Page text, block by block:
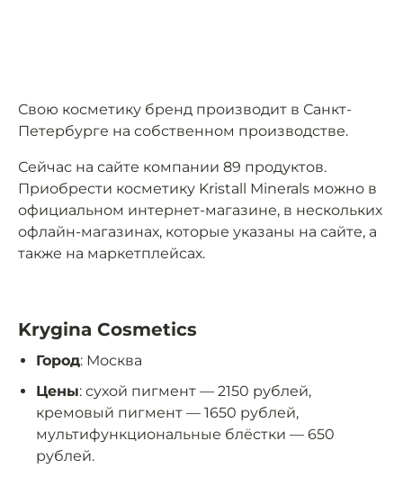
Свою косметику бренд производит в Санкт-
Петербурге на собственном производстве.
Сейчас на сайте компании 89 продуктов.
Приобрести косметику Kristall Minerals можно в
официальном интернет-магазине, в нескольких
офлайн-магазинах, которые указаны на сайте, а
также на маркетплейсах.
Krygina Cosmetics
Город: Москва
Цены: сухой пигмент — 2150 рублей,
кремовый пигмент — 1650 рублей,
мультифункциональные блёстки — 650
рублей.